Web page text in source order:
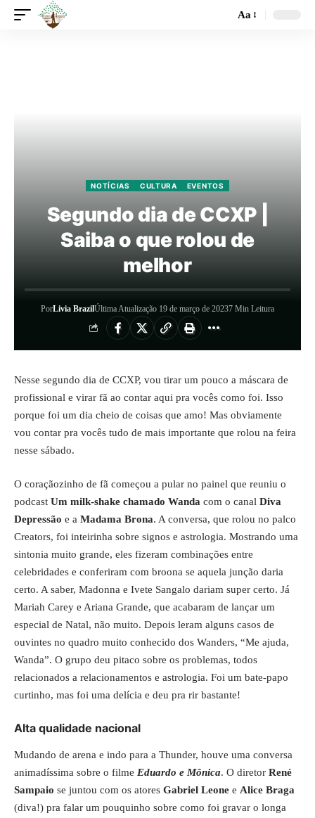
Aa
NOTÍCIAS CULTURA EVENTOS
Segundo dia de CCXP |
Saiba o que rolou de
melhor
PorLivia BrazilÚltima Atualização 19 de março de 20237 Min Leitura
Nesse segundo dia de CCXP, vou tirar um pouco a máscara de
profissional e virar fã ao contar aqui pra vocês como foi. Isso
porque foi um dia cheio de coisas que amo! Mas obviamente
vou contar pra vocês tudo de mais importante que rolou na feira
nesse sábado.
O coraçãozinho de fã começou a pular no painel que reuniu o
podcast Um milk-shake chamado Wanda com o canal Diva
Depressão e a Madama Brona. A conversa, que rolou no palco
Creators, foi inteirinha sobre signos e astrologia. Mostrando uma
sintonia muito grande, eles fizeram combinações entre
celebridades e conferiram com broona se aquela junção daria
certo. A saber, Madonna e Ivete Sangalo dariam super certo. Já
Mariah Carey e Ariana Grande, que acabaram de lançar um
especial de Natal, não muito. Depois leram alguns casos de
ouvintes no quadro muito conhecido dos Wanders, “Me ajuda,
Wanda”. O grupo deu pitaco sobre os problemas, todos
relacionados a relacionamentos e astrologia. Foi um bate-papo
curtinho, mas foi uma delícia e deu pra rir bastante!
Alta qualidade nacional
Mudando de arena e indo para a Thunder, houve uma conversa
animadíssima sobre o filme Eduardo e Mônica. O diretor René
Sampaio se juntou com os atores Gabriel Leone e Alice Braga
(diva!) pra falar um pouquinho sobre como foi gravar o longa